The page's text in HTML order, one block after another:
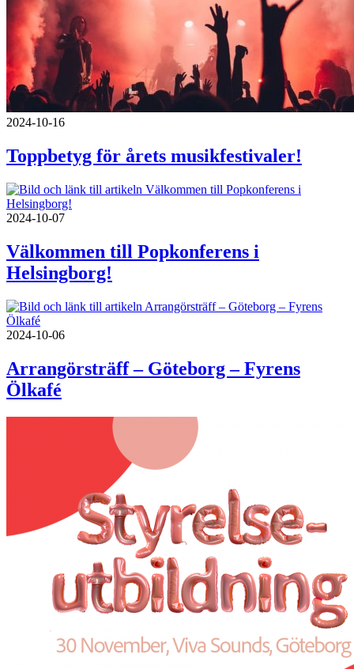
2024-10-16
Toppbetyg för årets musikfestivaler!
2024-10-07
Välkommen till Popkonferens i
Helsingborg!
2024-10-06
Arrangörsträff – Göteborg – Fyrens
Ölkafé